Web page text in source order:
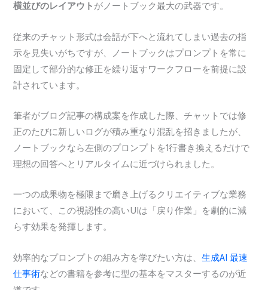
横並びのレイアウト がノートブック最大の武器です。
従来のチャット形式は会話が下へと流れてしまい過去の指
示を見失いがちですが、ノートブックはプロンプトを常に
固定して部分的な修正を繰り返すワークフローを前提に設
計されています。
筆者がブログ記事の構成案を作成した際、チャットでは修
正のたびに新しいログが積み重なり混乱を招きましたが、
ノートブックなら左側のプロンプトを1行書き換えるだけで
理想の回答へとリアルタイムに近づけられました。
一つの成果物を極限まで磨き上げるクリエイティブな業務
において、この視認性の高いUIは「戻り作業」を劇的に減
らす効果を発揮します。
効率的なプロンプトの組み方を学びたい方は、生成AI 最速
仕事術などの書籍を参考に型の基本をマスターするのが近